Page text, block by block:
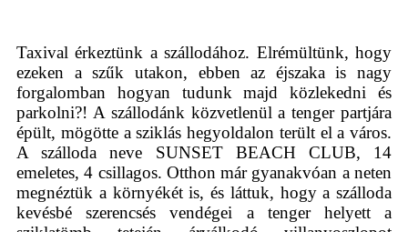
Taxival érkeztünk a szállodához. Elrémültünk, hogy
ezeken a szűk utakon, ebben az éjszaka is nagy
forgalomban hogyan tudunk majd közlekedni és
parkolni?! A szállodánk közvetlenül a tenger partjára
épült, mögötte a sziklás hegyoldalon terült el a város.
A szálloda neve SUNSET BEACH CLUB, 14
emeletes, 4 csillagos. Otthon már gyanakvóan a neten
megnéztük a környékét is, és láttuk, hogy a szálloda
kevésbé szerencsés vendégei a tenger helyett a